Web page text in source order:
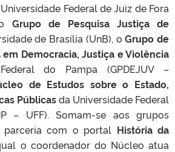
Federal de Juiz de Fora
Grupo de Pesquisa Justiça de
de Brasília (UnB), oGrupo de
em Democracia, Justiça e Violência
do Pampa (GPDEJUV –
de Estudos sobre o Estado,
Públicasda Universidade Federal
– UFF). Somam-se aos grupos
parceria com o portal História da
o coordenador do Núcleo atua